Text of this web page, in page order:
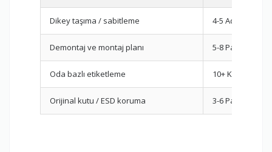
Dikey taşıma / sabitleme 4-5 Adet
Demontaj ve montaj planı 5-8 Parça
Oda bazlı etiketleme 10+ Koli
Orijinal kutu / ESD koruma 3-6 Parça